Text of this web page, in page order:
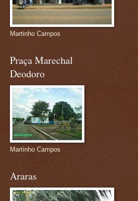
Martinho Campos
Praça Marechal
Deodoro
Martinho Campos
Araras